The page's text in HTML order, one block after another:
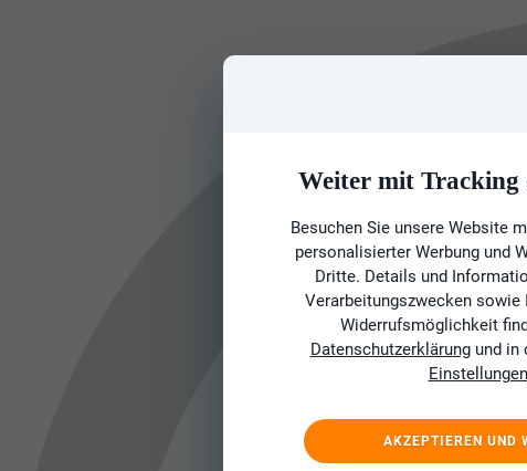
Weiter mit
Besuchen Sie unsere Website
personalisierter Werbung und
Dritte. Details und
Verarbeitungszwecken sowie
Widerrufsmöglichkeit
Datenschutzerklärungund in
Einstellungen
AKZEPTIEREN UND